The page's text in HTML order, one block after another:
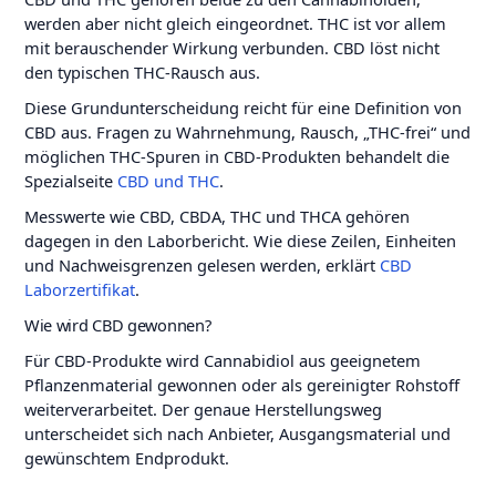
werden aber nicht gleich eingeordnet. THC ist vor allem
mit berauschender Wirkung verbunden. CBD löst nicht
den typischen THC-Rausch aus.
Diese Grundunterscheidung reicht für eine Definition von
CBD aus. Fragen zu Wahrnehmung, Rausch, „THC-frei“ und
möglichen THC-Spuren in CBD-Produkten behandelt die
Spezialseite CBD und THC.
Messwerte wie CBD, CBDA, THC und THCA gehören
dagegen in den Laborbericht. Wie diese Zeilen, Einheiten
und Nachweisgrenzen gelesen werden, erklärt CBD
Laborzertifikat.
Wie wird CBD gewonnen?
Für CBD-Produkte wird Cannabidiol aus geeignetem
Pflanzenmaterial gewonnen oder als gereinigter Rohstoff
weiterverarbeitet. Der genaue Herstellungsweg
unterscheidet sich nach Anbieter, Ausgangsmaterial und
gewünschtem Endprodukt.